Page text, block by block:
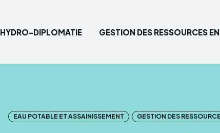
Hydro-
HYDRO-DIPLOMATIE GESTION DES RESSOURCES
EAU POTABLE ET ASSAINISSEMENT GESTION DES